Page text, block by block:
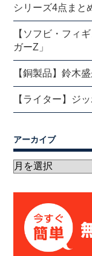
シリーズ4点まと
【ソフビ・フィ
ガーZ」
【銅製品】鈴木
【ライター】ジ
アーカイブ